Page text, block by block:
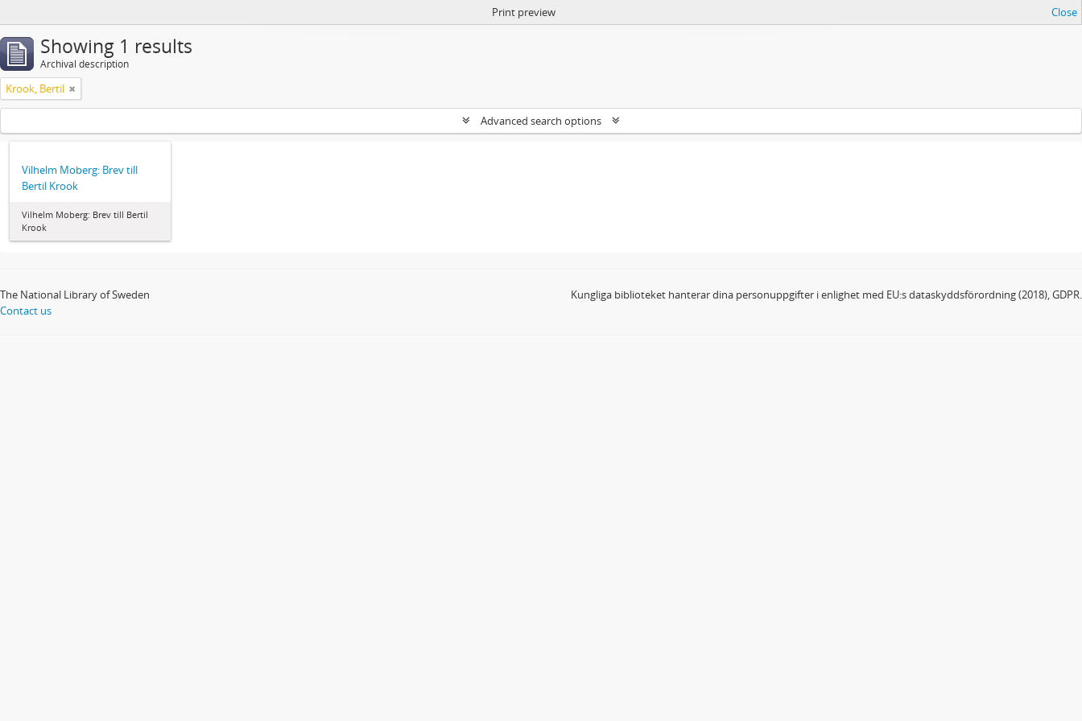
Print preview Close
Showing 1 results
Archival description
Krook, Bertil
Advanced search options
Vilhelm Moberg: Brev till
Bertil Krook
Vilhelm Moberg: Brev till Bertil
Krook
The National Library of Sweden
Contact us
Kungliga biblioteket hanterar dina personuppgifter i enlighet med EU:s dataskyddsförordning (2018), GDPR.